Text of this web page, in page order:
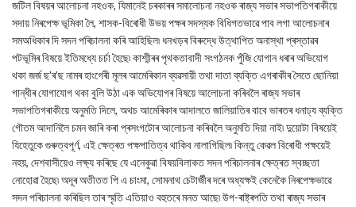
জটিল বিষয়ৰ আলোচনা নহওক, যিমানেই চৰকাৰৰ সমালোচনা নহওক ৰাজ্য সভাৰ সভাপতিগৰাকীয়ে
সদায় নিৰপেক্ষ ভূমিকা লৈ, শাসক-বিৰোধী উভয় পক্ষৰ সদস্যক বিধিগতভাৱে পাব লগা আলোচনাৰ
সমঅধিকাৰ দি সদন পৰিচালনা কৰি আহিছিল৷ ধনখড়ৰ বিৰুদ্ধে উত্থাপিত অনাস্থা প্ৰস্তাৱৰ
পটভূমিৰ বিষয়ে ইতিমধ্যে চৰ্চা হৈছে৷ কাশ্মীৰৰ পৃথকতাবাদী সংগঠনক পুঁজি যোগান ধৰাৰ অভিযোগ
থকা জৰ্জ ছ’ৰ’ছ নামৰ হাংগেৰী মূলৰ আমেৰিকান ব্যৱসায়ী তথা দাতা ব্যক্তি এগৰাকীৰ সৈতে ছোনিয়া
গান্ধীৰ যোগাযোগ থকা বুলি উঠা এক অভিযোগৰ বিষয়ে আলোচনা কৰিবলৈ ৰাজ্য সভাৰ
সভাপতিগৰাকীয়ে অনুমতি দিলে, অথচ আমেৰিকাৰ আদালতে জালিয়াতিৰ বাবে ভাৰতৰ ধনাঢ্য ব্যক্তি
গৌতম আদানিলৈ চমন জাৰি কৰা প্ৰসংগটোৰ আলোচনা কৰিবলৈ অনুমতি দিয়া নাই৷ দুয়োটা বিষয়েই
যিহেতুকে গুৰুত্বপূৰ্ণ, এই ক্ষেত্ৰত পক্ষপাতিত্ব থাকিব নালাগিছিল৷ কিন্তু কেৱল বিৰোধী পক্ষয়েই
নহয়, দেশবাসীয়েও লক্ষ্য কৰিছে যে এনেকুৱা বিষয়বিলাকত সদন পৰিচালনাৰ ক্ষেত্ৰত স্বচ্ছতা
নোহোৱা হৈছে৷ অদূৰ অতীতত পি এ চাংমা, সোমনাথ চেটাৰ্জীৰ দৰে অধ্যক্ষই কেনেকৈ নিৰপেক্ষভাৱে
সদন পৰিচালনা কৰিছিল তাৰ স্মৃতি এতিয়াও বহুতৰে মনত আছে৷ উপ-ৰাষ্ট্ৰপতি তথা ৰাজ্য সভাৰ